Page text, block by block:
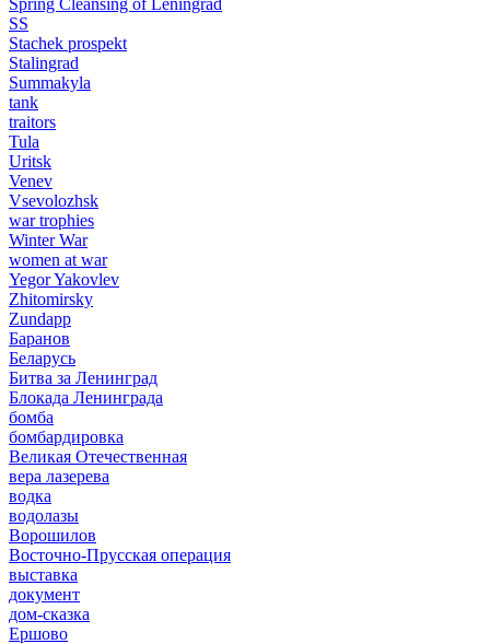
Spring Cleansing of Leningrad
SS
Stachek prospekt
Stalingrad
Summakyla
tank
traitors
Tula
Uritsk
Venev
Vsevolozhsk
war trophies
Winter War
women at war
Yegor Yakovlev
Zhitomirsky
Zundapp
Баранов
Беларусь
Битва за Ленинград
Блокада Ленинграда
бомба
бомбардировка
Великая Отечественная
вера лазерева
водка
водолазы
Ворошилов
Восточно-Прусская операция
выставка
документ
дом-сказка
Ершово